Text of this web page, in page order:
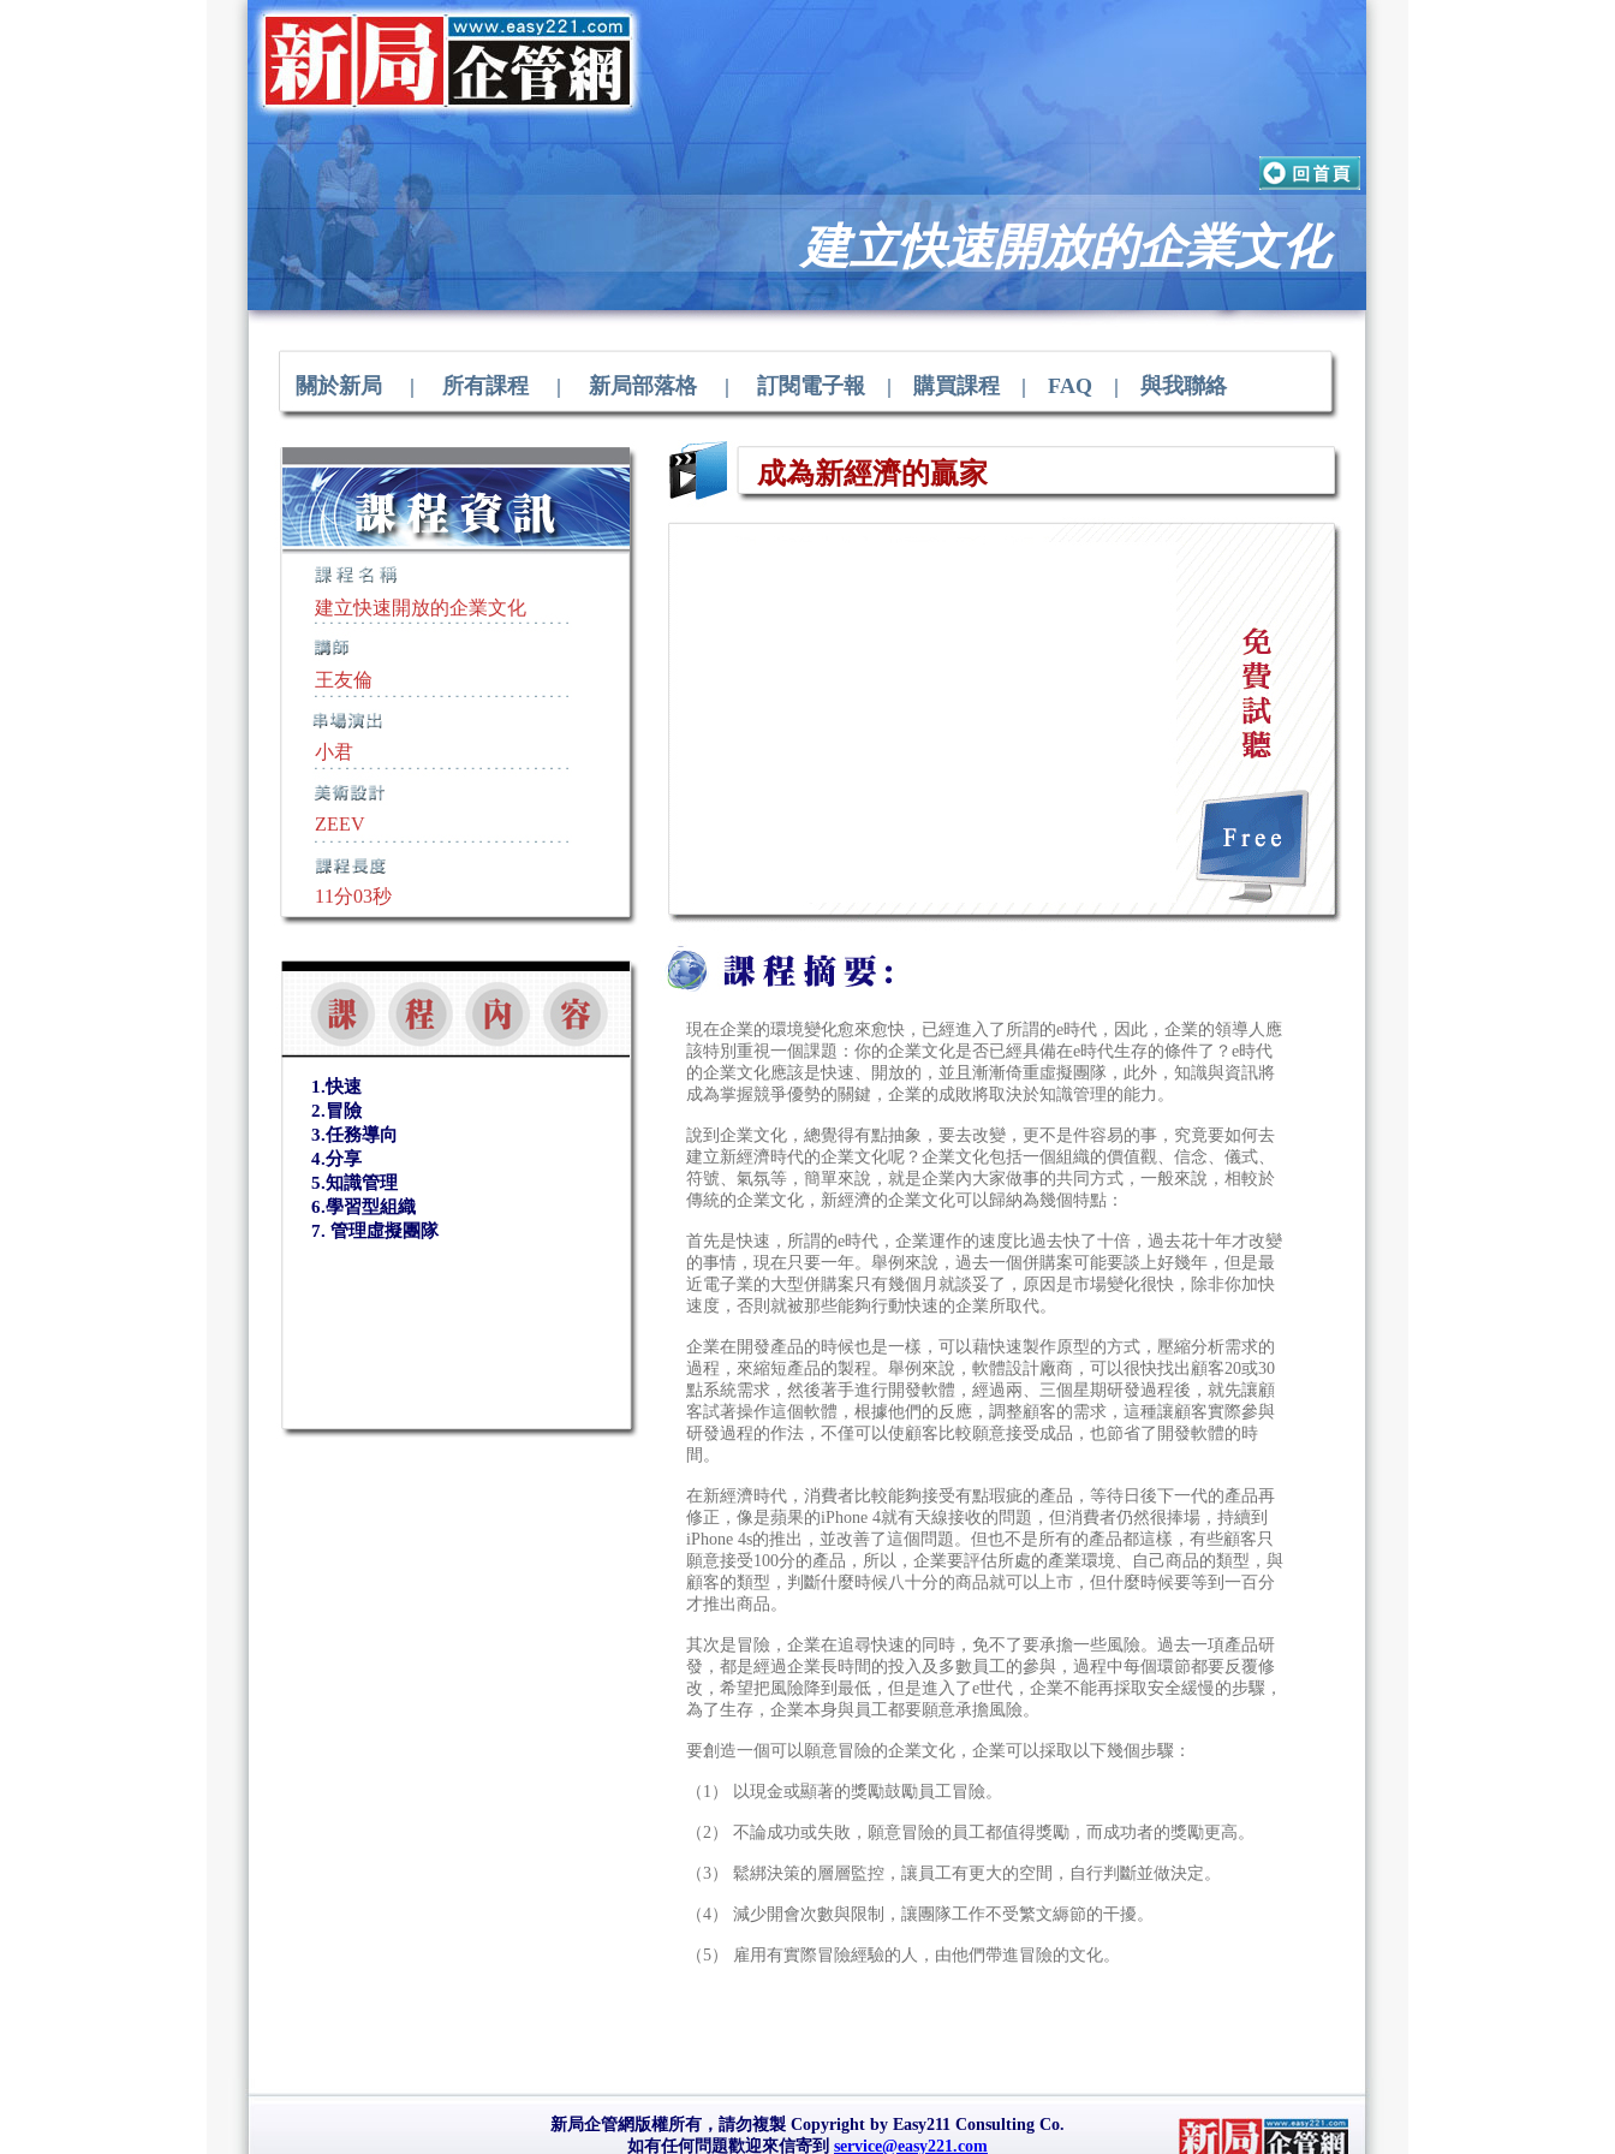
建立快速開放的企業文化
關於新局 | 所有課程 | 新局部落格| 訂閱電子報 | 購買課程 | FAQ | 與我聯絡
建立快速開放的企業文化
王友倫
小君
ZEEV
11分03秒
成為新經濟的贏家
1.快速
2.冒險
3.任務導向
4.分享
5.知識管理
6.學習型組織
7. 管理虛擬團隊
現在企業的環境變化愈來愈快，已經進入了所謂的e時代，因此，企業的領導人應
該特別重視一個課題：你的企業文化是否已經具備在e時代生存的條件了？e時代
的企業文化應該是快速、開放的，並且漸漸倚重虛擬團隊，此外，知識與資訊將
成為掌握競爭優勢的關鍵，企業的成敗將取決於知識管理的能力。
說到企業文化，總覺得有點抽象，要去改變，更不是件容易的事，究竟要如何去
建立新經濟時代的企業文化呢？企業文化包括一個組織的價值觀、信念、儀式、
符號、氣氛等，簡單來說，就是企業內大家做事的共同方式，一般來說，相較於
傳統的企業文化，新經濟的企業文化可以歸納為幾個特點：
首先是快速，所謂的e時代，企業運作的速度比過去快了十倍，過去花十年才改變
的事情，現在只要一年。舉例來說，過去一個併購案可能要談上好幾年，但是最
近電子業的大型併購案只有幾個月就談妥了，原因是市場變化很快，除非你加快
速度，否則就被那些能夠行動快速的企業所取代。
企業在開發產品的時候也是一樣，可以藉快速製作原型的方式，壓縮分析需求的
過程，來縮短產品的製程。舉例來說，軟體設計廠商，可以很快找出顧客20或30
點系統需求，然後著手進行開發軟體，經過兩、三個星期研發過程後，就先讓顧
客試著操作這個軟體，根據他們的反應，調整顧客的需求，這種讓顧客實際參與
研發過程的作法，不僅可以使顧客比較願意接受成品，也節省了開發軟體的時
間。
在新經濟時代，消費者比較能夠接受有點瑕疵的產品，等待日後下一代的產品再
修正，像是蘋果的iPhone 4就有天線接收的問題，但消費者仍然很捧場，持續到
iPhone 4s的推出，並改善了這個問題。但也不是所有的產品都這樣，有些顧客只
願意接受100分的產品，所以，企業要評估所處的產業環境、自己商品的類型，與
顧客的類型，判斷什麼時候八十分的商品就可以上市，但什麼時候要等到一百分
才推出商品。
其次是冒險，企業在追尋快速的同時，免不了要承擔一些風險。過去一項產品研
發，都是經過企業長時間的投入及多數員工的參與，過程中每個環節都要反覆修
改，希望把風險降到最低，但是進入了e世代，企業不能再採取安全緩慢的步驟，
為了生存，企業本身與員工都要願意承擔風險。
要創造一個可以願意冒險的企業文化，企業可以採取以下幾個步驟：
（1） 以現金或顯著的獎勵鼓勵員工冒險。
（2） 不論成功或失敗，願意冒險的員工都值得獎勵，而成功者的獎勵更高。
（3） 鬆綁決策的層層監控，讓員工有更大的空間，自行判斷並做決定。
（4） 減少開會次數與限制，讓團隊工作不受繁文縟節的干擾。
（5） 雇用有實際冒險經驗的人，由他們帶進冒險的文化。
新局企管網版權所有，請勿複製 Copyright by Easy211 Consulting Co.
如有任何問題歡迎來信寄到 service@easy221.com